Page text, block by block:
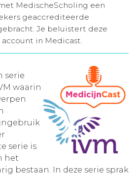
leeromgeving
MedischeScholing een
geaccrediteerde
Je beluistert deze
in Medicast.
serie
waarin
serie is
het
bestaan. In deze serie sprak